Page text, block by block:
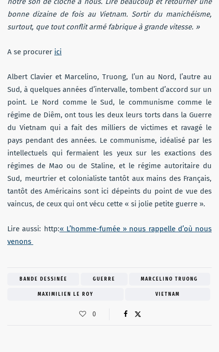
bonne dizaine de fois au Vietnam. Sortir du manichéisme,
surtout, que tout conflit armé fabrique à grande vitesse. »
A se procurer ici
Albert Clavier et Marcelino, Truong, l’un au Nord, l’autre au
Sud, à quelques années d’intervalle, tombent d’accord sur un
point. Le Nord comme le Sud, le communisme comme le
régime de Diêm, ont tous les deux leurs torts dans la Guerre
du Vietnam qui a fait des milliers de victimes et ravagé le
pays pendant des années. Le communisme, idéalisé par les
intellectuels qui fermaient les yeux sur les exactions des
régimes de Mao ou de Staline, et le régime autoritaire du
Sud, meurtrier et colonialiste tantôt aux mains des Français,
tantôt des Américains sont ici dépeints du point de vue des
vaincus, de ceux qui ont vécu cette « si jolie petite guerre ».
Lire aussi: http:« L’homme-fumée » nous rappelle d’où nous
venons
BANDE DESSINÉE GUERRE MARCELINO TRUONG
MAXIMILIEN LE ROY VIETNAM
0